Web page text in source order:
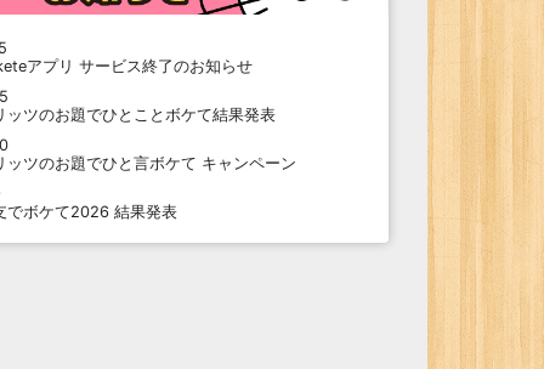
アプリ サービス終了のお知らせ
ッツのお題でひとことボケて結果発表
ッツのお題でひと言ボケて キャンペーン
でボケて2026 結果発表